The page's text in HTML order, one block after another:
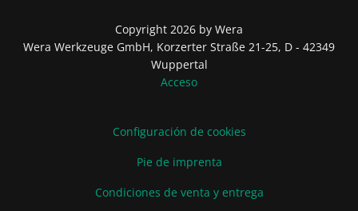
Copyright 2026 by Wera
Wera Werkzeuge GmbH, Korzerter Straße 21-25, D - 42349
Wuppertal
Acceso
Configuración de cookies
Pie de imprenta
Condiciones de venta y entrega